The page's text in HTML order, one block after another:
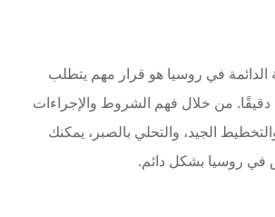
الدائمة في روسيا هو قرار مهم يتطلب
دقيقًا. من خلال فهم الشروط والإجراءات
والتخطيط الجيد، والتحلي بالصبر، يمكنك
في روسيا بشكل دائم.